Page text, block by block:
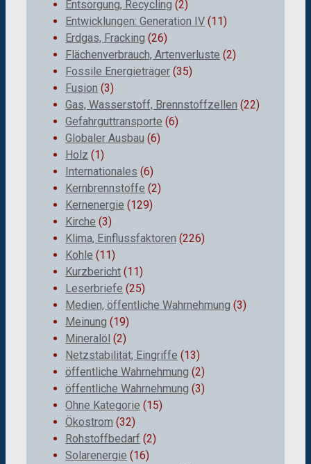
Entsorgung, Recycling (2)
Entwicklungen: Generation IV (11)
Erdgas, Fracking (26)
Flächenverbrauch, Artenverluste (2)
Fossile Energieträger (35)
Fusion (3)
Gas, Wasserstoff, Brennstoffzellen (22)
Gefahrguttransporte (6)
Globaler Ausbau (6)
Holz (1)
Internationales (6)
Kernbrennstoffe (2)
Kernenergie (129)
Kirche (3)
Klima, Einflussfaktoren (226)
Kohle (11)
Kurzbericht (11)
Leserbriefe (25)
Medien, öffentliche Wahrnehmung (3)
Meinung (19)
Mineralöl (2)
Netzstabilität; Eingriffe (13)
öffentliche Wahrnehmung (2)
öffentliche Wahrnehmung (3)
Ohne Kategorie (15)
Ökostrom (32)
Rohstoffbedarf (2)
Solarenergie (16)